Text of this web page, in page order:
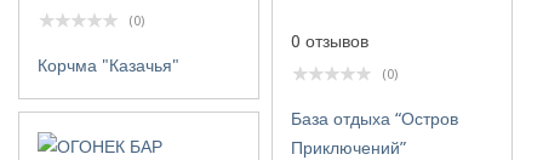
(0)
Корчма "Казачья"
0 отзывов
(0)
База отдыха “Остров
Приключений”